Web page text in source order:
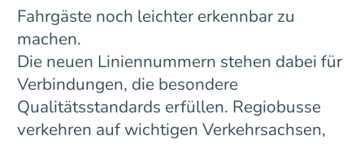
Fahrgäste noch leichter erkennbar zu
machen.
Die neuen Liniennummern stehen dabei für
Verbindungen, die besondere
Qualitätsstandards erfüllen. Regiobusse
verkehren auf wichtigen Verkehrsachsen,